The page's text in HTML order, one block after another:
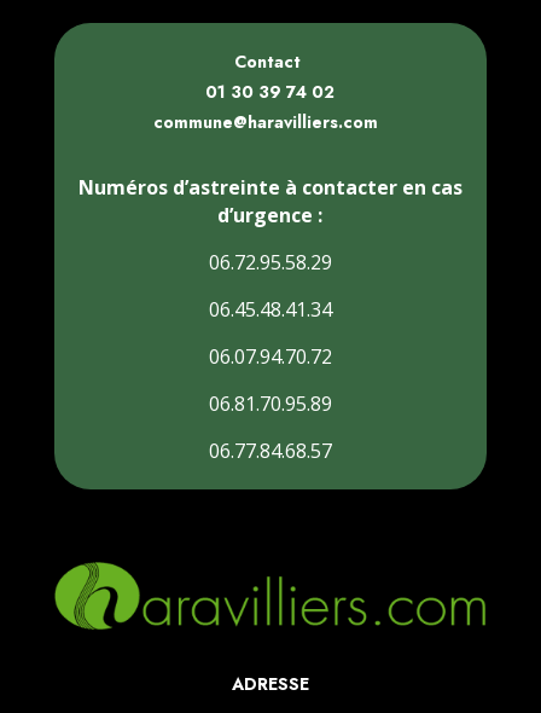
Contact
01 30 39 74 02
commune@haravilliers.com
Numéros d’astreinte à contacter en cas
d’urgence :
06.72.95.58.29
06.45.48.41.34
06.07.94.70.72
06.81.70.95.89
06.77.84.68.57
ADRESSE